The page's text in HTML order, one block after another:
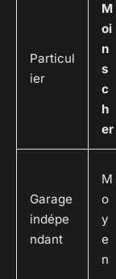
Particul
ier
M
oi
n
s
c
h
er
Garage
indépe
ndant
M
o
y
e
n